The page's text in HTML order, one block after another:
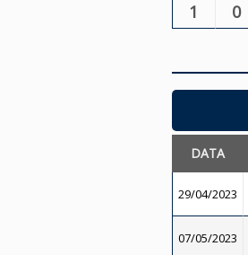
1 0
DATA
29/04/2023
07/05/2023